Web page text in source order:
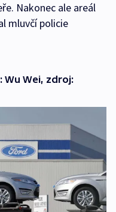
Nakonec ale areál
mluvčí policie
Wu Wei, zdroj: